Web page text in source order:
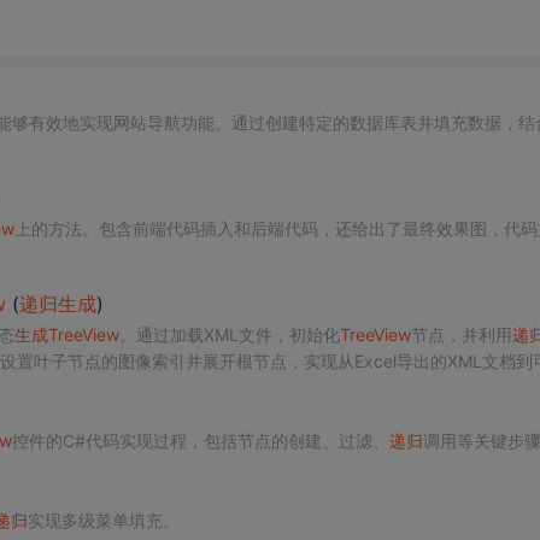
够有效地实现网站导航功能。通过创建特定的数据库表并填充数据，结
上的方法。包含前端代码插入和后端代码，还给出了最终效果图，代
(递归生成)
生成TreeView。通过加载XML文件，初始化TreeView节点，并利用递
置叶子节点的图像索引并展开根节点，实现从Excel导出的XML文档到
控件的C#代码实现过程，包括节点的创建、过滤、 递归调用等关键步
归实现多级菜单填充。